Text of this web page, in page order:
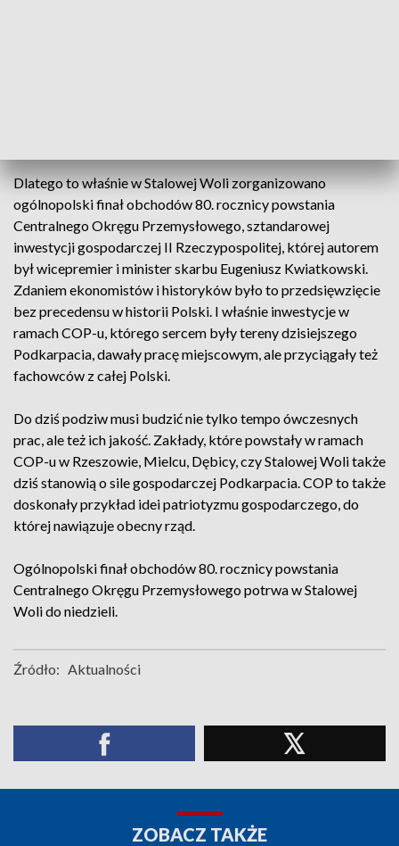
Dlatego to właśnie w Stalowej Woli zorganizowano
ogólnopolski finał obchodów 80. rocznicy powstania
Centralnego Okręgu Przemysłowego, sztandarowej
inwestycji gospodarczej II Rzeczypospolitej, której autorem
był wicepremier i minister skarbu Eugeniusz Kwiatkowski.
Zdaniem ekonomistów i historyków było to przedsięwzięcie
bez precedensu w historii Polski. I właśnie inwestycje w
ramach COP-u, którego sercem były tereny dzisiejszego
Podkarpacia, dawały pracę miejscowym, ale przyciągały też
fachowców z całej Polski.
Do dziś podziw musi budzić nie tylko tempo ówczesnych
prac, ale też ich jakość. Zakłady, które powstały w ramach
COP-u w Rzeszowie, Mielcu, Dębicy, czy Stalowej Woli także
dziś stanowią o sile gospodarczej Podkarpacia. COP to także
doskonały przykład idei patriotyzmu gospodarczego, do
której nawiązuje obecny rząd.
Ogólnopolski finał obchodów 80. rocznicy powstania
Centralnego Okręgu Przemysłowego potrwa w Stalowej
Woli do niedzieli.
Źródło: Aktualności
ZOBACZ TAKŻE